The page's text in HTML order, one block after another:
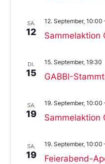
SA.
12 Sammelaktion
12. September, 10:00
DI.
15 GABBI-
15. September, 19:30
SA.
19 Sammelaktion
19. September, 10:00
SA.
19
Feierabend-
19. September, 10:00